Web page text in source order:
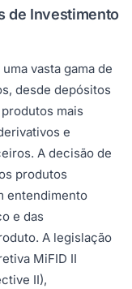
de Investimento
vasta gama de
desde depósitos
mais
e
A decisão de
produtos
entendimento
e das
A legislação
MiFID II
II),